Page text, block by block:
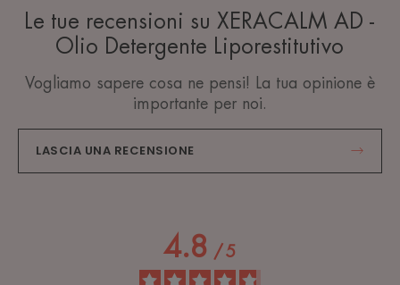
Le tue recensioni su XERACALM AD -
Olio Detergente Liporestitutivo
Vogliamo sapere cosa ne pensi! La tua opinione è
importante per noi.
LASCIA UNA RECENSIONE
4.8 /5